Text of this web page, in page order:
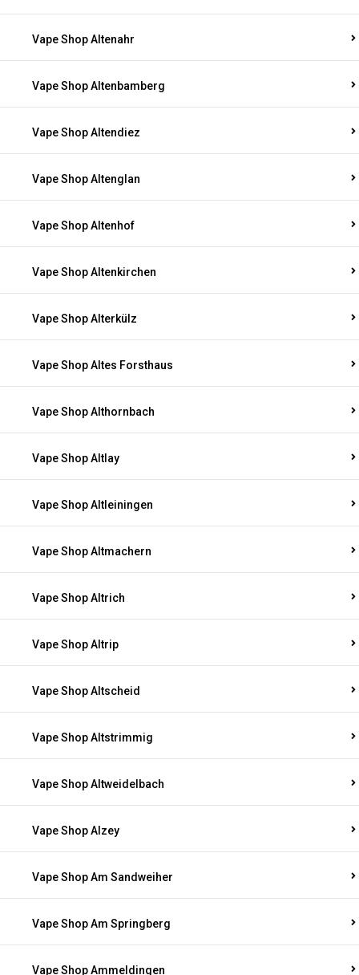
Vape Shop Altenahr
Vape Shop Altenbamberg
Vape Shop Altendiez
Vape Shop Altenglan
Vape Shop Altenhof
Vape Shop Altenkirchen
Vape Shop Alterkülz
Vape Shop Altes Forsthaus
Vape Shop Althornbach
Vape Shop Altlay
Vape Shop Altleiningen
Vape Shop Altmachern
Vape Shop Altrich
Vape Shop Altrip
Vape Shop Altscheid
Vape Shop Altstrimmig
Vape Shop Altweidelbach
Vape Shop Alzey
Vape Shop Am Sandweiher
Vape Shop Am Springberg
Vape Shop Ammeldingen